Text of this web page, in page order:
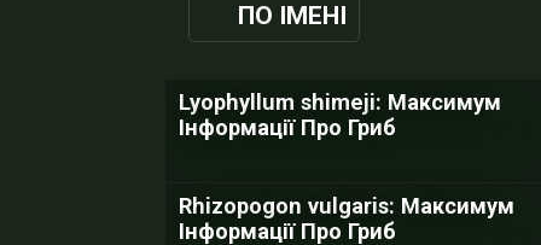
ПО ІМЕНІ
Lyophyllum shimeji: Максимум
Інформації Про Гриб
Rhizopogon vulgaris: Максимум
Інформації Про Гриб